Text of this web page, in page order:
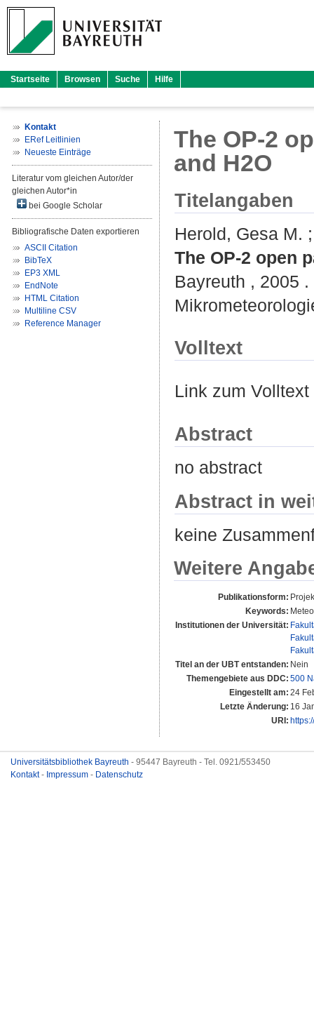
Startseite Browsen Suche Hilfe
Kontakt
ERef Leitlinien
Neueste Einträge
Literatur vom gleichen Autor/der
gleichen Autor*in
bei Google Scholar
Bibliografische Daten exportieren
ASCII Citation
BibTeX
EP3 XML
EndNote
HTML Citation
Multiline CSV
Reference Manager
The OP-2
and H2O
Titelangaben
Herold, Gesa M.
The OP-2 open
Bayreuth , 2005
Volltext
Link zum
Abstract
no abstract
Abstract in
keine
Weitere
Publikationsform:
Keywords:
Institutionen der Universität:
Titel an der UBT entstanden: Nein
Themengebiete aus DDC: 500
Eingestellt am: 24
Letzte Änderung: 16
URI:
Universitätsbibliothek Bayreuth - 95447 Bayreuth - Tel. 0921/553450
Kontakt- Impressum - Datenschutz